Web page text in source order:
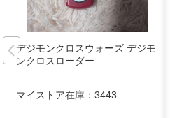
デジモンクロスウォーズ デジモ
ンクロスローダー
マイストア在庫： 3443